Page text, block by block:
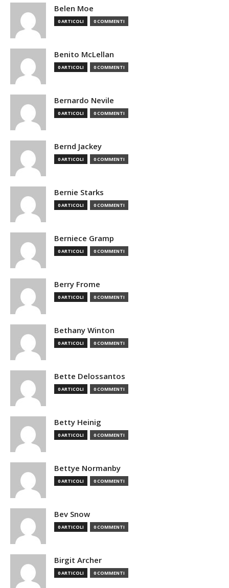
Belen Moe
0 ARTICOLI 0 COMMENTI
Benito McLellan
0 ARTICOLI 0 COMMENTI
Bernardo Nevile
0 ARTICOLI 0 COMMENTI
Bernd Jackey
0 ARTICOLI 0 COMMENTI
Bernie Starks
0 ARTICOLI 0 COMMENTI
Berniece Gramp
0 ARTICOLI 0 COMMENTI
Berry Frome
0 ARTICOLI 0 COMMENTI
Bethany Winton
0 ARTICOLI 0 COMMENTI
Bette Delossantos
0 ARTICOLI 0 COMMENTI
Betty Heinig
0 ARTICOLI 0 COMMENTI
Bettye Normanby
0 ARTICOLI 0 COMMENTI
Bev Snow
0 ARTICOLI 0 COMMENTI
Birgit Archer
0 ARTICOLI 0 COMMENTI